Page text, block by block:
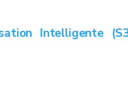
Intelligente